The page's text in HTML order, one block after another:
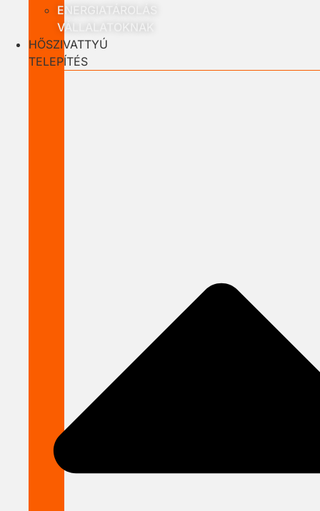
ENERGIATÁROLÁS
VÁLLALATOKNAK
HŐSZIVATTYÚ
TELEPÍTÉS